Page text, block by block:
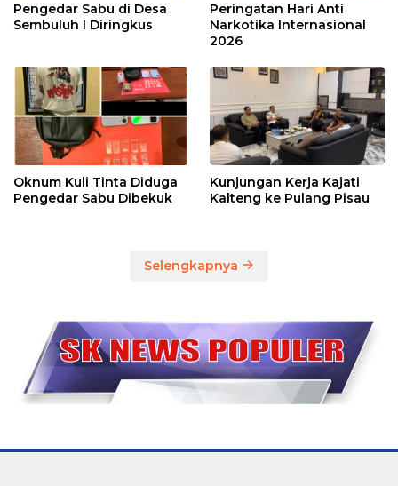
Pengedar Sabu di Desa
Sembuluh I Diringkus
Peringatan Hari Anti
Narkotika Internasional
2026
Oknum Kuli Tinta Diduga
Pengedar Sabu Dibekuk
Kunjungan Kerja Kajati
Kalteng ke Pulang Pisau
Selengkapnya